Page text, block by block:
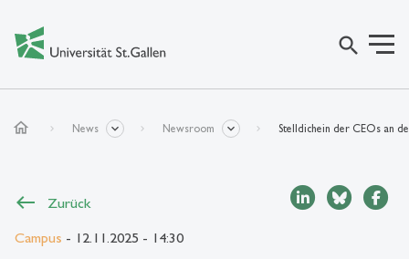
search
home News Newsroom Stelldichein der CEOs an
Zurück
Campus - 12.11.2025 - 14:30